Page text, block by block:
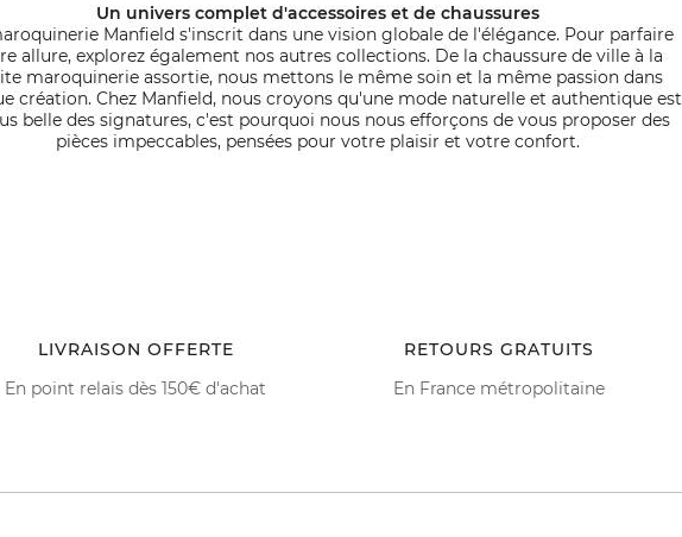
Un univers complet d'accessoires et de chaussures
Manfield s'inscrit dans une vision globale de l'élégance. Pour parfaire
allure, explorez également nos autres collections. De la chaussure de ville à la
maroquinerie assortie, nous mettons le même soin et la même passion dans
création. Chez Manfield, nous croyons qu'une mode naturelle et authentique est
belle des signatures, c'est pourquoi nous nous efforçons de vous proposer des
pièces impeccables, pensées pour votre plaisir et votre confort.
LIVRAISON OFFERTE
En point relais dès 150€ d'achat
RETOURS GRATUITS
En France métropolitaine